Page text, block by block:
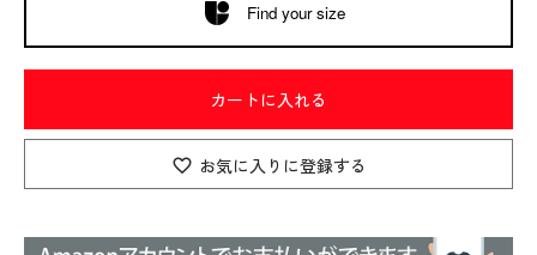
Find your size
カートに入れる
お気に入りに登録する